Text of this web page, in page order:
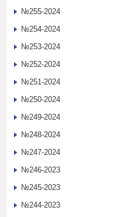
№255-2024
№254-2024
№253-2024
№252-2024
№251-2024
№250-2024
№249-2024
№248-2024
№247-2024
№246-2023
№245-2023
№244-2023